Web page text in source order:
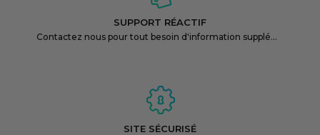
SUPPORT RÉACTIF
Contactez nous pour tout besoin d'information supplémentaire
SITE SÉCURISÉ